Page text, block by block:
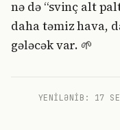
nə də “svinç alt
daha təmiz hava,
gələcək var. 🌱
YENILƏNIB: 17